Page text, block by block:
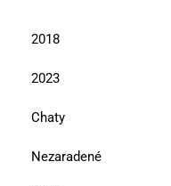
2018
2023
Chaty
Nezaradené